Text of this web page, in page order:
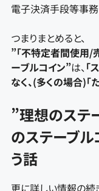
電子決済手段等事
つまりまとめると、
”「不特定者間使用/
ーブルコイン”は、 「
なく、(多くの場合)「
”理想のステ
のステーブ
う話
更に詳しい情報の続